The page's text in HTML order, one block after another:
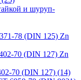
и шуруп-
78 (DIN 125) Zn
70 (DIN 127) Zn
70 (DIN 127) (14)